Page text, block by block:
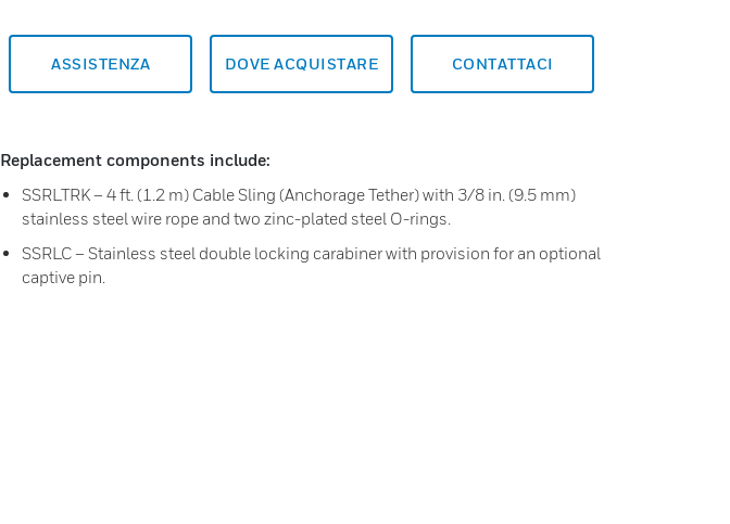
ASSISTENZA DOVE ACQUISTARE CONTATTACI
Replacement components include:
SSRLTRK – 4 ft. (1.2 m) Cable Sling (Anchorage Tether) with 3/8 in. (9.5 mm)
stainless steel wire rope and two zinc-plated steel O-rings.
SSRLC – Stainless steel double locking carabiner with provision for an optional
captive pin.